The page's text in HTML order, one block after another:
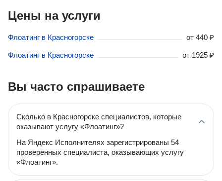
Цены на услуги
Флоатинг в Красногорске от 440 ₽
Флоатинг в Красногорске от 1925 ₽
Вы часто спрашиваете
Сколько в Красногорске специалистов, которые
оказывают услугу «Флоатинг»?
На Яндекс Исполнителях зарегистрированы 54
проверенных специалиста, оказывающих услугу
«Флоатинг».